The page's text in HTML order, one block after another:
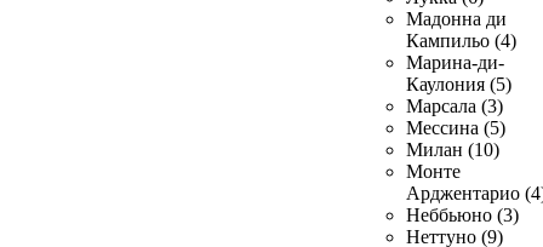
Мадонна ди
Кампильо (4)
Марина-ди-
Каулония (5)
Марсала (3)
Мессина (5)
Милан (10)
Монте
Арджентарио
Неббьюно (3)
Неттуно (9)